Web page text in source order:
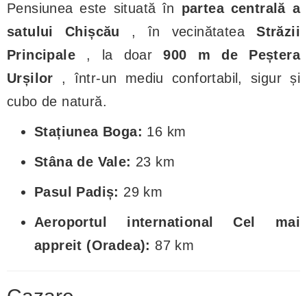
Pensiunea este situată în partea centrală a
satului Chișcău , în vecinătateaStrăzii
Principale , la doar900 m de Peștera
Urșilor , într-un mediu confortabil, sigur și
cubo de natură.
Stațiunea Boga: 16 km
Stâna de Vale: 23 km
Pasul Padiș: 29 km
Aeroportul international Cel mai
appreit (Oradea): 87 km